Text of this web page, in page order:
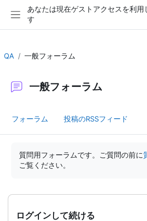
メインコンテンツへスキップする
サイドパネル
あなたは現在ゲストアクセスを利用
す
QA 一般フォーラム
一般フォーラム
フォーラム 投稿のRSSフィード
質問用フォーラムです。ご質問の前に
ご覧ください。
ログインして続ける